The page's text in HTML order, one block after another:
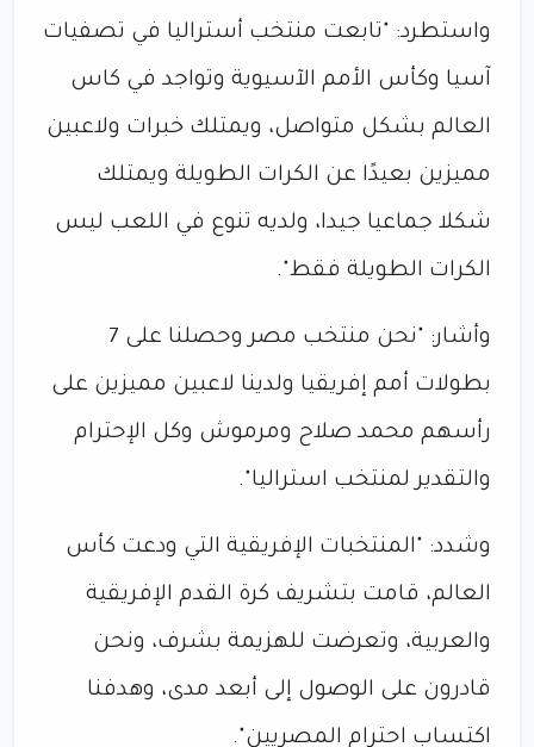
واستطرد: "تابعت منتخب أستراليا في تصفيات
آسيا وكأس الأمم الآسيوية وتواجد في كاس
العالم بشكل متواصل، ويمتلك خبرات ولاعبين
مميزين بعيدًا عن الكرات الطويلة ويمتلك
شكلا جماعيا جيدا، ولديه تنوع في اللعب ليس
الكرات الطويلة فقط".
وأشار: "نحن منتخب مصر وحصلنا على 7
بطولات أمم إفريقيا ولدينا لاعبين مميزين على
رأسهم محمد صلاح ومرموش وكل الإحترام
والتقدير لمنتخب استراليا".
وشدد: "المنتخبات الإفريقية التي ودعت كأس
العالم، قامت بتشريف كرة القدم الإفريقية
والعربية، وتعرضت للهزيمة بشرف، ونحن
قادرون على الوصول إلى أبعد مدى، وهدفنا
اكتساب احترام المصريين".